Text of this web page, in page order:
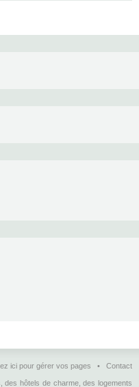
ici pour gérer vos pages • Contact
des hôtels de charme, des logements